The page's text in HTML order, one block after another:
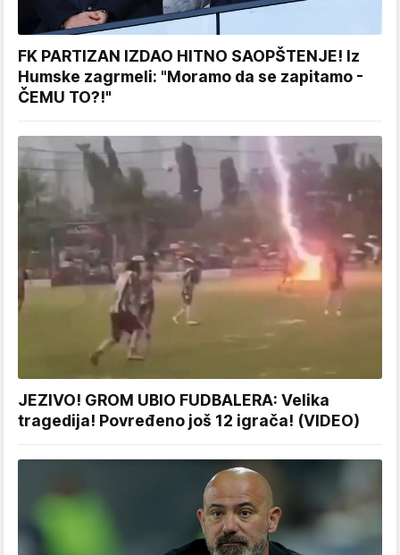
FK PARTIZAN IZDAO HITNO SAOPŠTENJE! Iz
Humske zagrmeli: "Moramo da se zapitamo -
ČEMU TO?!"
JEZIVO! GROM UBIO FUDBALERA: Velika
tragedija! Povređeno još 12 igrača! (VIDEO)